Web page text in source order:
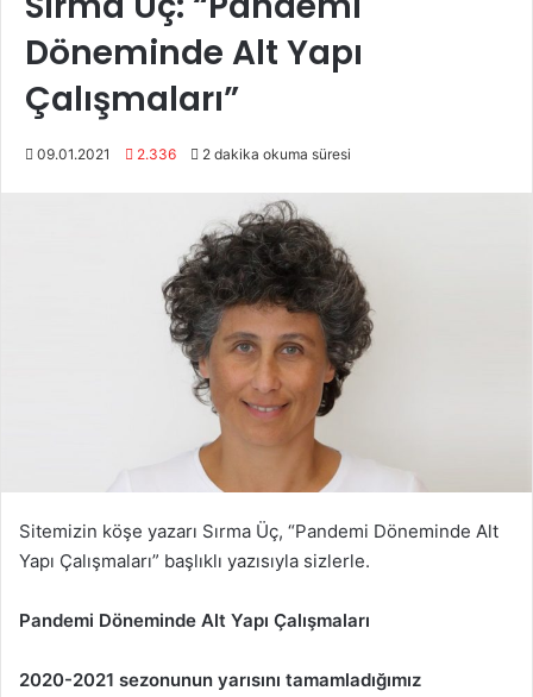
Döneminde Alt Yapı
Çalışmaları”
09.01.2021 2.336 2 dakika okuma süresi
Sitemizin köşe yazarı Sırma Üç, “Pandemi Döneminde Alt
Yapı Çalışmaları” başlıklı yazısıyla sizlerle.
Pandemi Döneminde Alt Yapı Çalışmaları
2020-2021 sezonunun yarısını tamamladığımız